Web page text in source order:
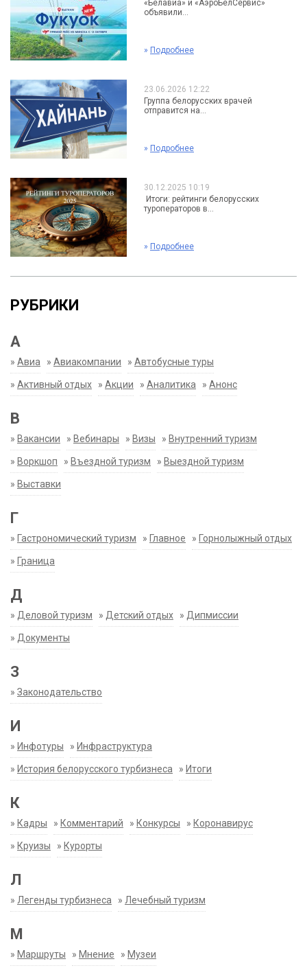
«Белавиа» и «АэроБелСервис»
объявили...
» Подробнее
23.06.2026 12:22
Группа белорусских врачей
отправится на...
» Подробнее
30.12.2025 10:19
Итоги: рейтинги белорусских
туроператоров в...
» Подробнее
РУБРИКИ
А
» Авиа » Авиакомпании » Автобусные туры
» Активный отдых » Акции » Аналитика » Анонс
В
» Вакансии » Вебинары » Визы » Внутренний туризм
» Воркшоп » Въездной туризм » Выездной туризм
» Выставки
Г
» Гастрономический туризм » Главное » Горнолыжный отдых
» Граница
Д
» Деловой туризм » Детский отдых » Дипмиссии
» Документы
З
» Законодательство
И
» Инфотуры » Инфраструктура
» История белорусского турбизнеса » Итоги
К
» Кадры » Комментарий » Конкурсы » Коронавирус
» Круизы » Курорты
Л
» Легенды турбизнеса » Лечебный туризм
М
» Маршруты » Мнение » Музеи